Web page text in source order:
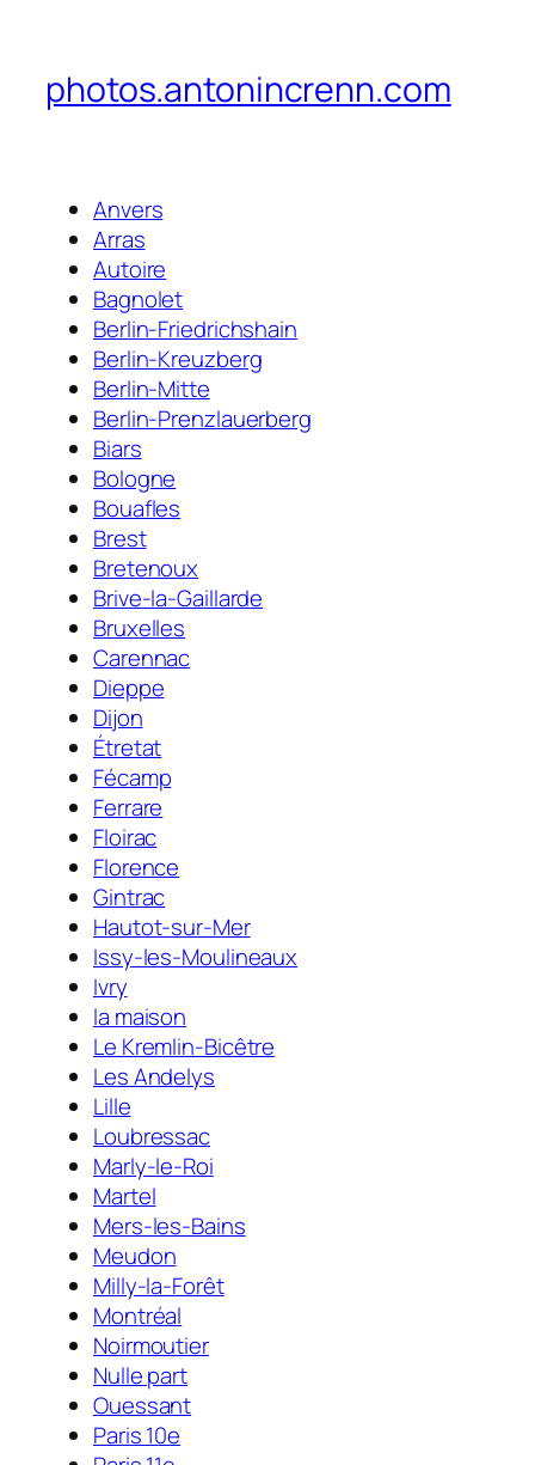
photos.antonincrenn.com
Anvers
Arras
Autoire
Bagnolet
Berlin-Friedrichshain
Berlin-Kreuzberg
Berlin-Mitte
Berlin-Prenzlauerberg
Biars
Bologne
Bouafles
Brest
Bretenoux
Brive-la-Gaillarde
Bruxelles
Carennac
Dieppe
Dijon
Étretat
Fécamp
Ferrare
Floirac
Florence
Gintrac
Hautot-sur-Mer
Issy-les-Moulineaux
Ivry
la maison
Le Kremlin-Bicêtre
Les Andelys
Lille
Loubressac
Marly-le-Roi
Martel
Mers-les-Bains
Meudon
Milly-la-Forêt
Montréal
Noirmoutier
Nulle part
Ouessant
Paris 10e